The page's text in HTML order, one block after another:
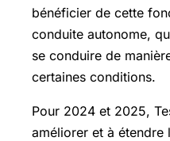
bénéficier de cette
conduite autonome,
se conduire de
certaines conditions.
Pour 2024 et 2025,
améliorer et à étendre